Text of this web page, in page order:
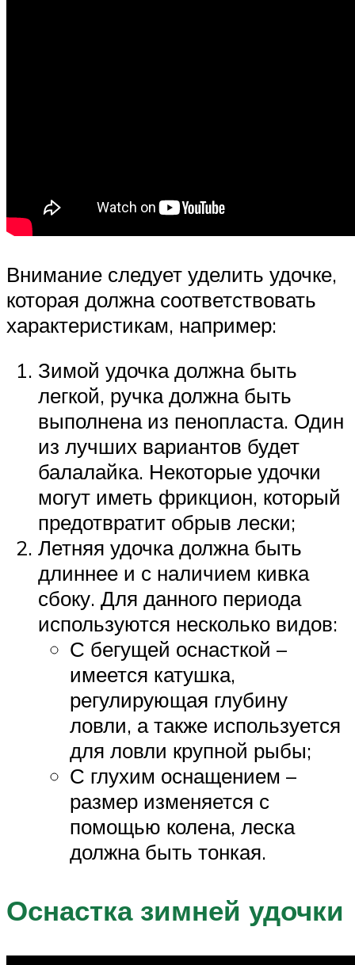
Внимание следует уделить удочке,
которая должна соответствовать
характеристикам, например:
Зимой удочка должна быть
легкой, ручка должна быть
выполнена из пенопласта. Один
из лучших вариантов будет
балалайка. Некоторые удочки
могут иметь фрикцион, который
предотвратит обрыв лески;
Летняя удочка должна быть
длиннее и с наличием кивка
сбоку. Для данного периода
используются несколько видов:
С бегущей оснасткой –
имеется катушка,
регулирующая глубину
ловли, а также используется
для ловли крупной рыбы;
С глухим оснащением –
размер изменяется с
помощью колена, леска
должна быть тонкая.
Оснастка зимней удочки